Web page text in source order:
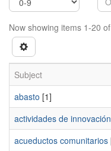
Now showing items 1-20
Subject
abasto [1]
actividades de innovación
acueductos comunitarios